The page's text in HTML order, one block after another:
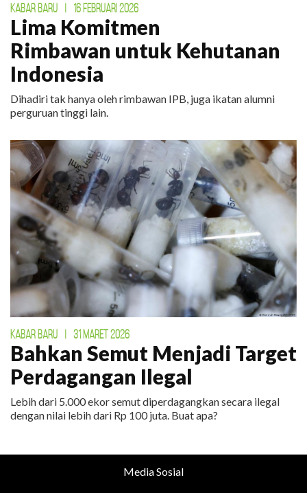
KABAR BARU | 16 FEBRUARI 2026
Lima Komitmen
Rimbawan untuk Kehutanan
Indonesia
Dihadiri tak hanya oleh rimbawan IPB, juga ikatan alumni
perguruan tinggi lain.
KABAR BARU | 31 MARET 2026
Bahkan Semut Menjadi Target
Perdagangan Ilegal
Lebih dari 5.000 ekor semut diperdagangkan secara ilegal
dengan nilai lebih dari Rp 100 juta. Buat apa?
Media Sosial